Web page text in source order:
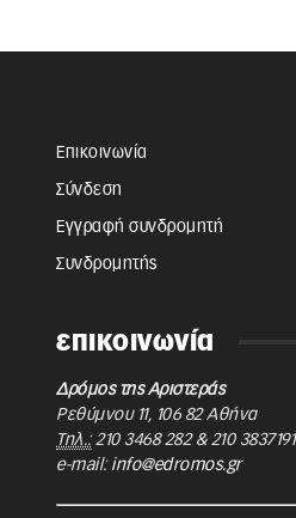
Επικοινωνία
Σύνδεση
Εγγραφή συνδρομητή
Συνδρομητής
επικοινωνία
Δρόμος της Αριστεράς
Ρεθύμνου 11, 106 82 Αθήνα
Τηλ.: 210 3468 282& 210 3837191
e-mail: info@edromos.gr